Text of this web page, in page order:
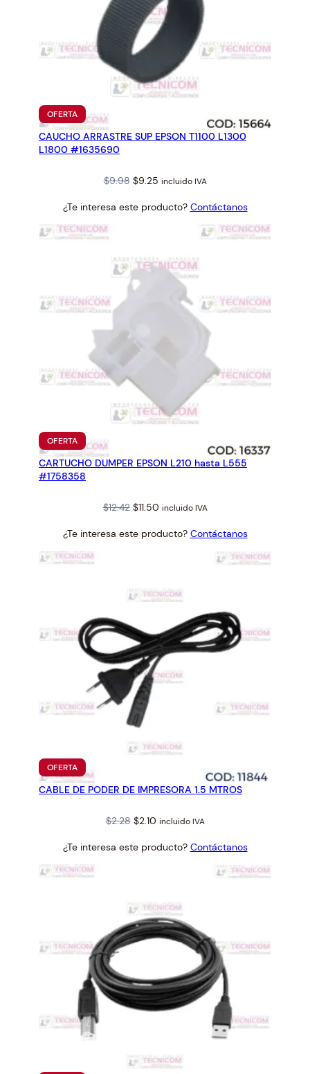
OFERTAPRODUCTO
EN
OFERTA
CAUCHO ARRASTRE SUP EPSON T1100 L1300
L1800 #1635690
$9.98 Original
was:
$9.25Current
is:
incluido IVA
¿Te interesa este producto? Contáctanos
OFERTAPRODUCTO
EN
OFERTA
CARTUCHO DUMPER EPSON L210 hasta L555
#1758358
$12.42 Original
was:
$11.50Current
is:
incluido IVA
¿Te interesa este producto? Contáctanos
OFERTAPRODUCTO
EN
OFERTA
CABLE DE PODER DE IMPRESORA 1.5 MTROS
$2.28 Original
was:
$2.10Current
is:
incluido IVA
¿Te interesa este producto? Contáctanos